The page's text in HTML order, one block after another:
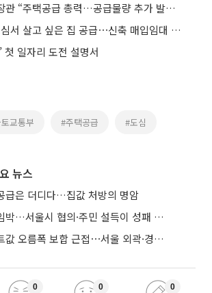
김윤덕 국토부 장관 “주택공급 총력…공급물량 추가 발표할 것”
김윤덕 장관 “도심서 살고 싶은 집 공급⋯신축 매입임대 속도 낸다”
첫 일자리 도전 설명서
교통부 #주택공급 #도심
뉴스
급은 더디다…집값 처방의 명암
정부 공급카드 임박…서울시 협의·주민 설득이 성패 가른다
강남·서초 아파트값 오름폭 보합 근접⋯서울 외곽·경기 남부 중심 매수세
0 0 0